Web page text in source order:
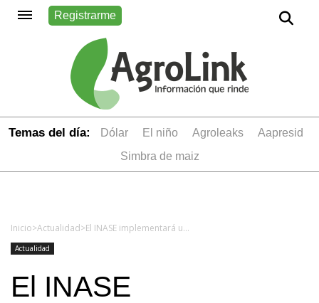
Registrarme
Temas del día: dólar el niño Agroleaks
aapresid
simbra de maiz
Inicio>Actualidad> El INASE implementará un sistema de declaración jurada en origen para el algodón
Actualidad
El INASE